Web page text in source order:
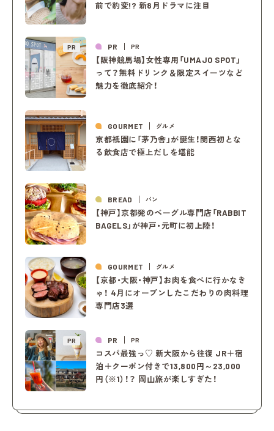
前で豹変!? 新8月ドラマに注目
PR PR PR
【阪神競馬場】女性専用「UMAJO SPOT」
って？無料ドリンク＆限定スイーツなど
魅力を徹底紹介！
GOURMET グルメ
京都祇園に「茅乃舎」が誕生！関西初とな
る飲食店で極上だしを堪能
BREAD パン
【神戸】京都発のベーグル専門店「RABBIT
BAGELS」が神戸・元町に初上陸！
GOURMET グルメ
【京都・大阪・神戸】お肉を食べに行かなき
ゃ！ 4月にオープンしたこだわりの肉料理
専門店3選
PR PR PR
コスパ最強っ♡ 新大阪から往復 JR＋宿
泊＋クーポン付きで13,800円～23,000
円（※1）！？ 岡山旅が楽しすぎた！